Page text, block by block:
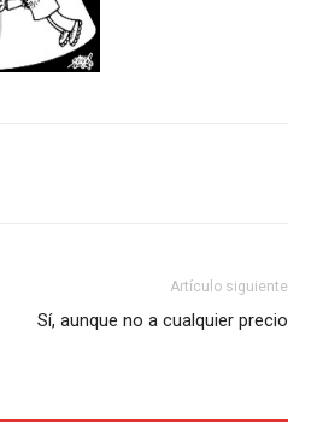
Artículo siguiente
Sí, aunque no a cualquier precio